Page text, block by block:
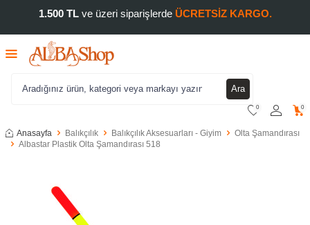
1.500 TLve üzeri siparişlerde ÜCRETSİZ KARGO.
Ara
0 0
Anasayfa Balıkçılık Balıkçılık Aksesuarları - Giyim
Olta Şamandırası
Albastar Plastik Olta Şamandırası 518